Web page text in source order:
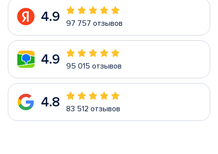
4.9 97 757 отзывов
4.9 95 015 отзывов
4.8 83 512 отзывов